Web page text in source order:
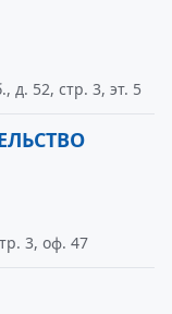
д. 52, стр. 3, эт. 5
3, оф. 47